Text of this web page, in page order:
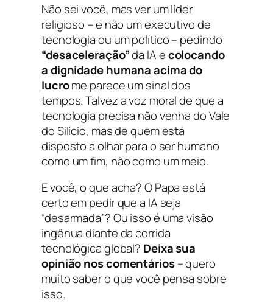
Não sei você, mas ver um líder
religioso – e não um executivo de
tecnologia ou um político – pedindo
“desaceleração”da IA ecolocando
a dignidade humana acima do
lucrome parece um sinal dos
tempos. Talvez a voz moral de que a
tecnologia precisa não venha do Vale
do Silício, mas de quem está
disposto a olhar para o ser humano
como um fim, não como um meio.
E você, o que acha? O Papa está
certo em pedir que a IA seja
“desarmada”? Ou isso é uma visão
ingênua diante da corrida
tecnológica global? Deixa sua
opinião nos comentários– quero
muito saber o que você pensa sobre
isso.